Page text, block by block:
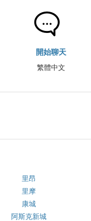
開始聊天
繁體中文
里昂
里摩
康城
阿斯克新城